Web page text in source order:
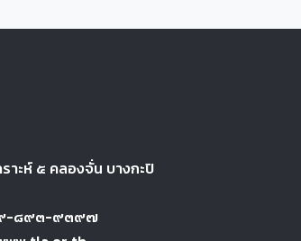
าะห์ ๕ คลองจั่น บางกะปิ
-๘๙๓-๙๓๙๗